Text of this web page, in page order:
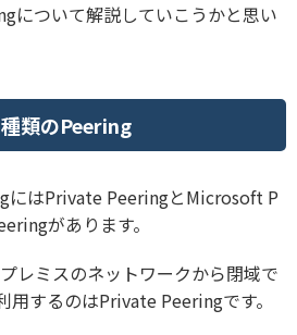
について解説していこうかと思い
類のPeering
にはPrivate PeeringとMicrosoft P
があります。
レミスのネットワークから閉域で
するのはPrivate Peeringです。